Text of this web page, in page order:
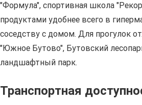
"Формула", спортивная школа
продуктами удобнее всего в
соседству с домом. Для прогулок
"Южное Бутово", Бутовский
ландшафтный парк.
Транспортная